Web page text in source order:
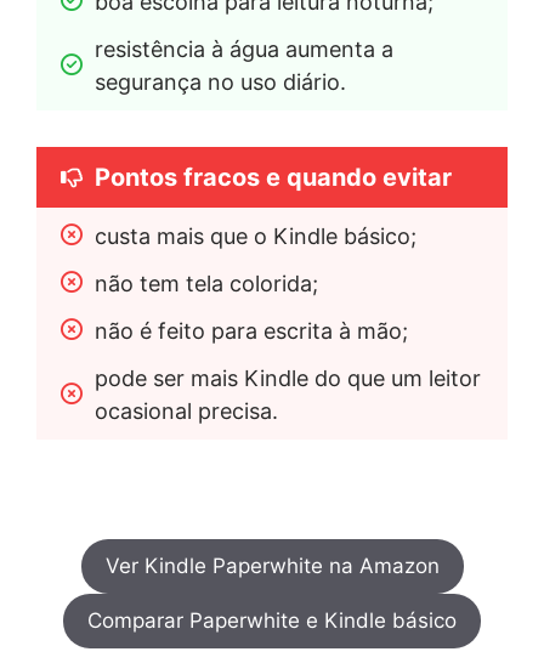
resistência à água aumenta a
segurança no uso diário.
Pontos fracos e quando evitar
custa mais que o Kindle básico;
não tem tela colorida;
não é feito para escrita à mão;
pode ser mais Kindle do que um leitor
ocasional precisa.
Ver Kindle Paperwhite na Amazon
Comparar Paperwhite e Kindle básico